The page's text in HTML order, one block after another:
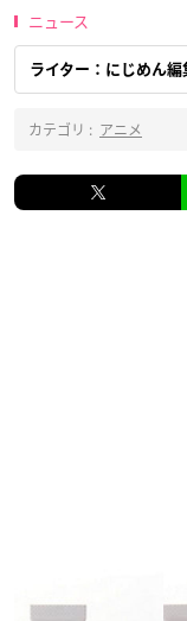
ニュース
ライター：にじめん編
カテゴリ : アニメ